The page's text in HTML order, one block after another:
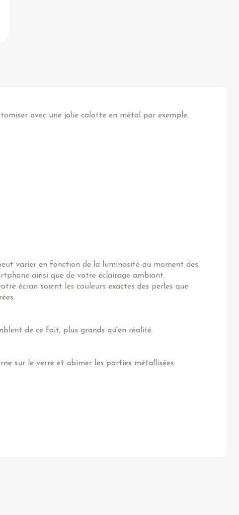
avec une jolie calotte en métal par exemple.
varier en fonction de la luminosité au moment des
ainsi que de votre éclairage ambiant.
écran soient les couleurs exactes des perles que
de ce fait, plus grands qu'en réalité.
sur le verre et abimer les parties métallisées.